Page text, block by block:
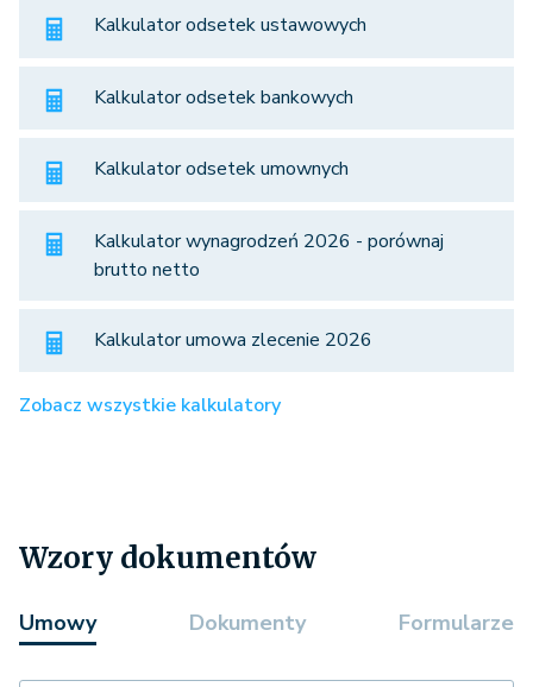
Kalkulator odsetek ustawowych
Kalkulator odsetek bankowych
Kalkulator odsetek umownych
Kalkulator wynagrodzeń 2026 - porównaj
brutto netto
Kalkulator umowa zlecenie 2026
Zobacz wszystkie kalkulatory
Wzory dokumentów
Umowy Dokumenty Formularze